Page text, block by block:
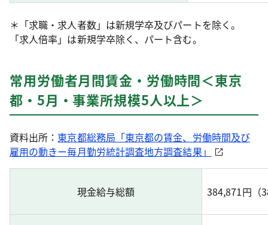
＊「求職・求人者数」は新規学卒及びパートを除く。
「求人倍率」は新規学卒除く、パート含む。
常用労働者月間賃金・労働時間＜東京
都・5月・事業所規模5人以上＞
資料出所： 東京都総務局「東京都の賃金、労働時間及び
雇用の動きー毎月勤労統計調査地方調査結果」
現金給与総額 384,871円（